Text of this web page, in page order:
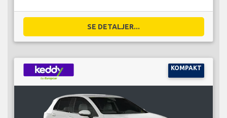
SE DETALJER...
KOMPAKT